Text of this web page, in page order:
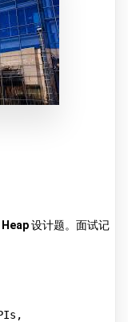
Heap设计题。面试记